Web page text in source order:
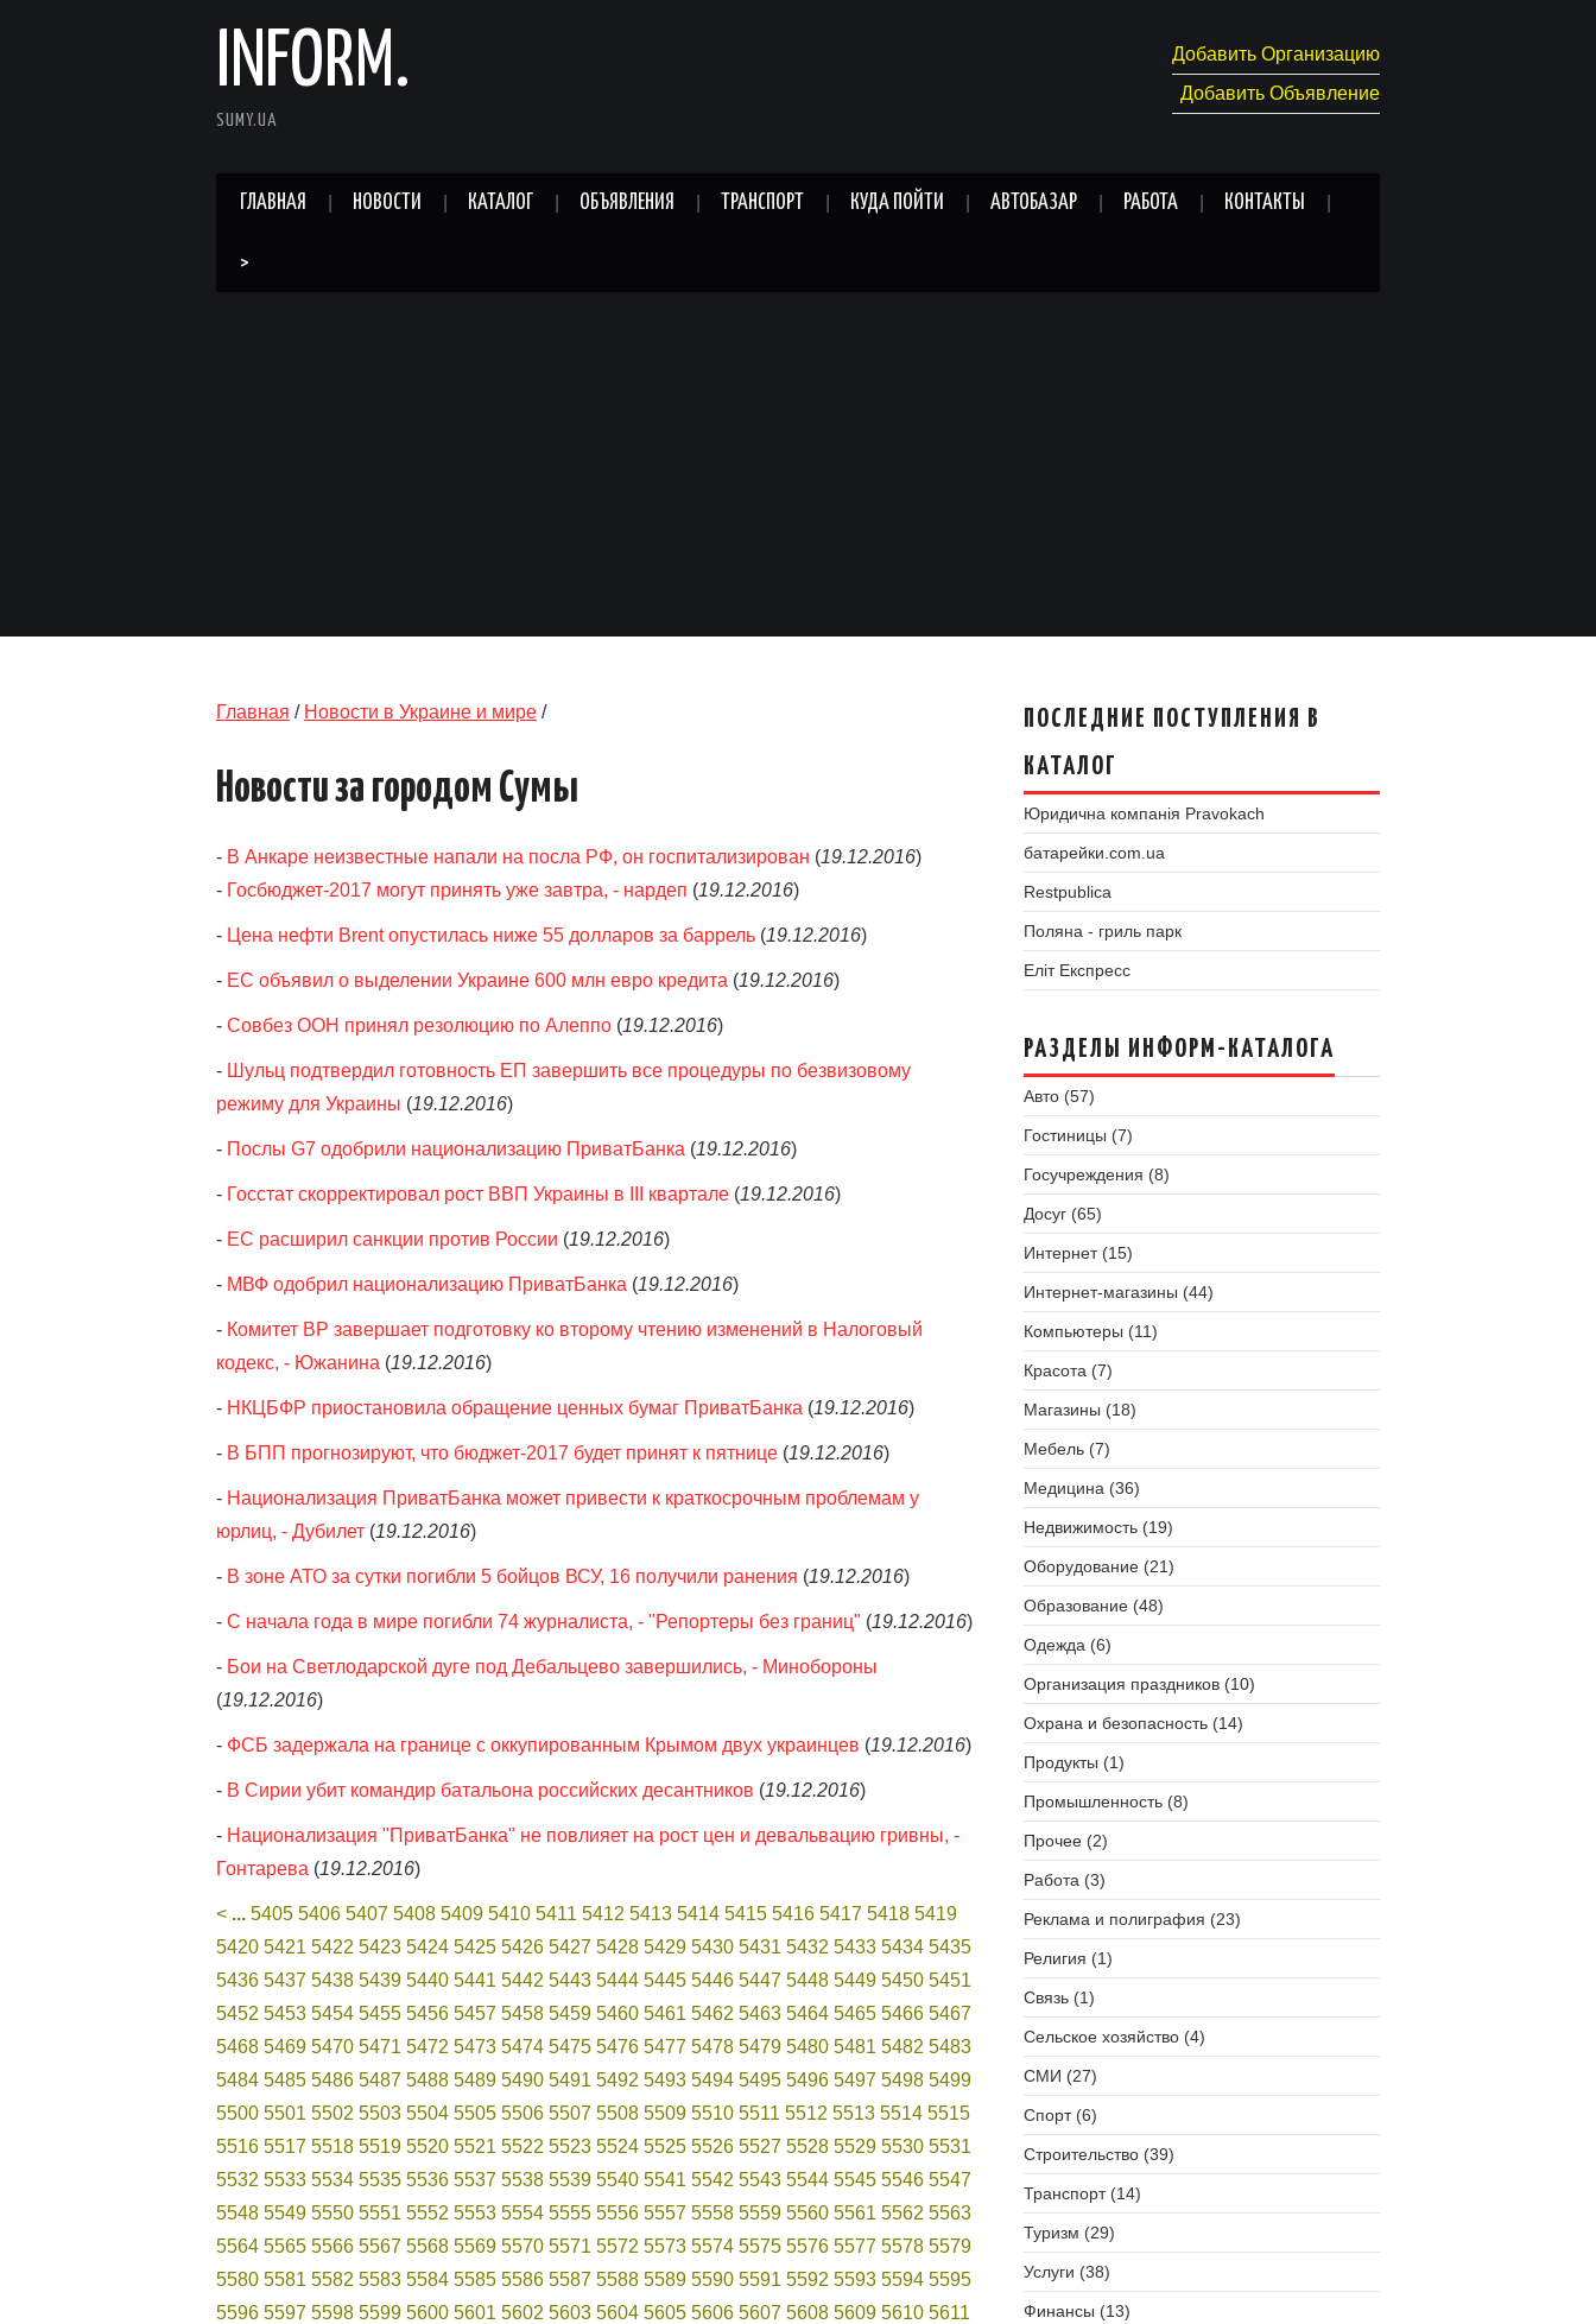
INFORM.
SUMY.UA
Добавить Организацию
Добавить Объявление
ГЛАВНАЯ НОВОСТИ КАТАЛОГ ОБЪЯВЛЕНИЯ ТРАНСПОРТ КУДА ПОЙТИ АВТОБАЗАР РАБОТА КОНТАКТЫ
>
Главная / Новости в Украине и мире /
Новости за городом Сумы
- В Анкаре неизвестные напали на посла РФ, он госпитализирован (19.12.2016)
- Госбюджет-2017 могут принять уже завтра, - нардеп (19.12.2016)
- Цена нефти Brent опустилась ниже 55 долларов за баррель (19.12.2016)
- ЕС объявил о выделении Украине 600 млн евро кредита (19.12.2016)
- Совбез ООН принял резолюцию по Алеппо (19.12.2016)
- Шульц подтвердил готовность ЕП завершить все процедуры по безвизовому
режиму для Украины (19.12.2016)
- Послы G7 одобрили национализацию ПриватБанка (19.12.2016)
- Госстат скорректировал рост ВВП Украины в III квартале (19.12.2016)
- ЕС расширил санкции против России (19.12.2016)
- МВФ одобрил национализацию ПриватБанка (19.12.2016)
- Комитет ВР завершает подготовку ко второму чтению изменений в Налоговый
кодекс, - Южанина (19.12.2016)
- НКЦБФР приостановила обращение ценных бумаг ПриватБанка (19.12.2016)
- В БПП прогнозируют, что бюджет-2017 будет принят к пятнице (19.12.2016)
- Национализация ПриватБанка может привести к краткосрочным проблемам у
юрлиц, - Дубилет (19.12.2016)
- В зоне АТО за сутки погибли 5 бойцов ВСУ, 16 получили ранения (19.12.2016)
- С начала года в мире погибли 74 журналиста, - "Репортеры без границ" (19.12.2016)
- Бои на Светлодарской дуге под Дебальцево завершились, - Минобороны
(19.12.2016)
- ФСБ задержала на границе с оккупированным Крымом двух украинцев (19.12.2016)
- В Сирии убит командир батальона российских десантников (19.12.2016)
- Национализация "ПриватБанка" не повлияет на рост цен и девальвацию гривны, -
Гонтарева (19.12.2016)
< ... 5405 5406 5407 5408 5409 5410 5411 5412 5413 5414 5415 5416 5417 5418 5419
5420 5421 5422 5423 5424 5425 5426 5427 5428 5429 5430 5431 5432 5433 5434 5435
5436 5437 5438 5439 5440 5441 5442 5443 5444 5445 5446 5447 5448 5449 5450 5451
5452 5453 5454 5455 5456 5457 5458 5459 5460 5461 5462 5463 5464 5465 5466 5467
5468 5469 5470 5471 5472 5473 5474 5475 5476 5477 5478 5479 5480 5481 5482 5483
5484 5485 5486 5487 5488 5489 5490 5491 5492 5493 5494 5495 5496 5497 5498 5499
5500 5501 5502 5503 5504 5505 5506 5507 5508 5509 5510 5511 5512 5513 5514 5515
5516 5517 5518 5519 5520 5521 5522 5523 5524 5525 5526 5527 5528 5529 5530 5531
5532 5533 5534 5535 5536 5537 5538 5539 5540 5541 5542 5543 5544 5545 5546 5547
5548 5549 5550 5551 5552 5553 5554 5555 5556 5557 5558 5559 5560 5561 5562 5563
5564 5565 5566 5567 5568 5569 5570 5571 5572 5573 5574 5575 5576 5577 5578 5579
5580 5581 5582 5583 5584 5585 5586 5587 5588 5589 5590 5591 5592 5593 5594 5595
5596 5597 5598 5599 5600 5601 5602 5603 5604 5605 5606 5607 5608 5609 5610 5611
ПОСЛЕДНИЕ ПОСТУПЛЕНИЯ В
КАТАЛОГ
Юридична компанія Pravokach
батарейки.com.ua
Restpublica
Поляна - гриль парк
Еліт Експресс
РАЗДЕЛЫ ИНФОРМ-КАТАЛОГА
Авто (57)
Гостиницы (7)
Госучреждения (8)
Досуг (65)
Интернет (15)
Интернет-магазины (44)
Компьютеры (11)
Красота (7)
Магазины (18)
Мебель (7)
Медицина (36)
Недвижимость (19)
Оборудование (21)
Образование (48)
Одежда (6)
Организация праздников (10)
Охрана и безопасность (14)
Продукты (1)
Промышленность (8)
Прочее (2)
Работа (3)
Реклама и полиграфия (23)
Религия (1)
Связь (1)
Сельское хозяйство (4)
СМИ (27)
Спорт (6)
Строительство (39)
Транспорт (14)
Туризм (29)
Услуги (38)
Финансы (13)